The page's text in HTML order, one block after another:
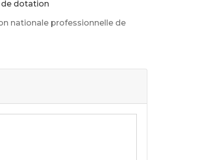
dotation
nationale professionnelle de